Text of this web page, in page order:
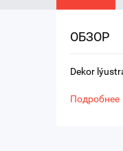
ОБЗОР
Dekor
Подробнее